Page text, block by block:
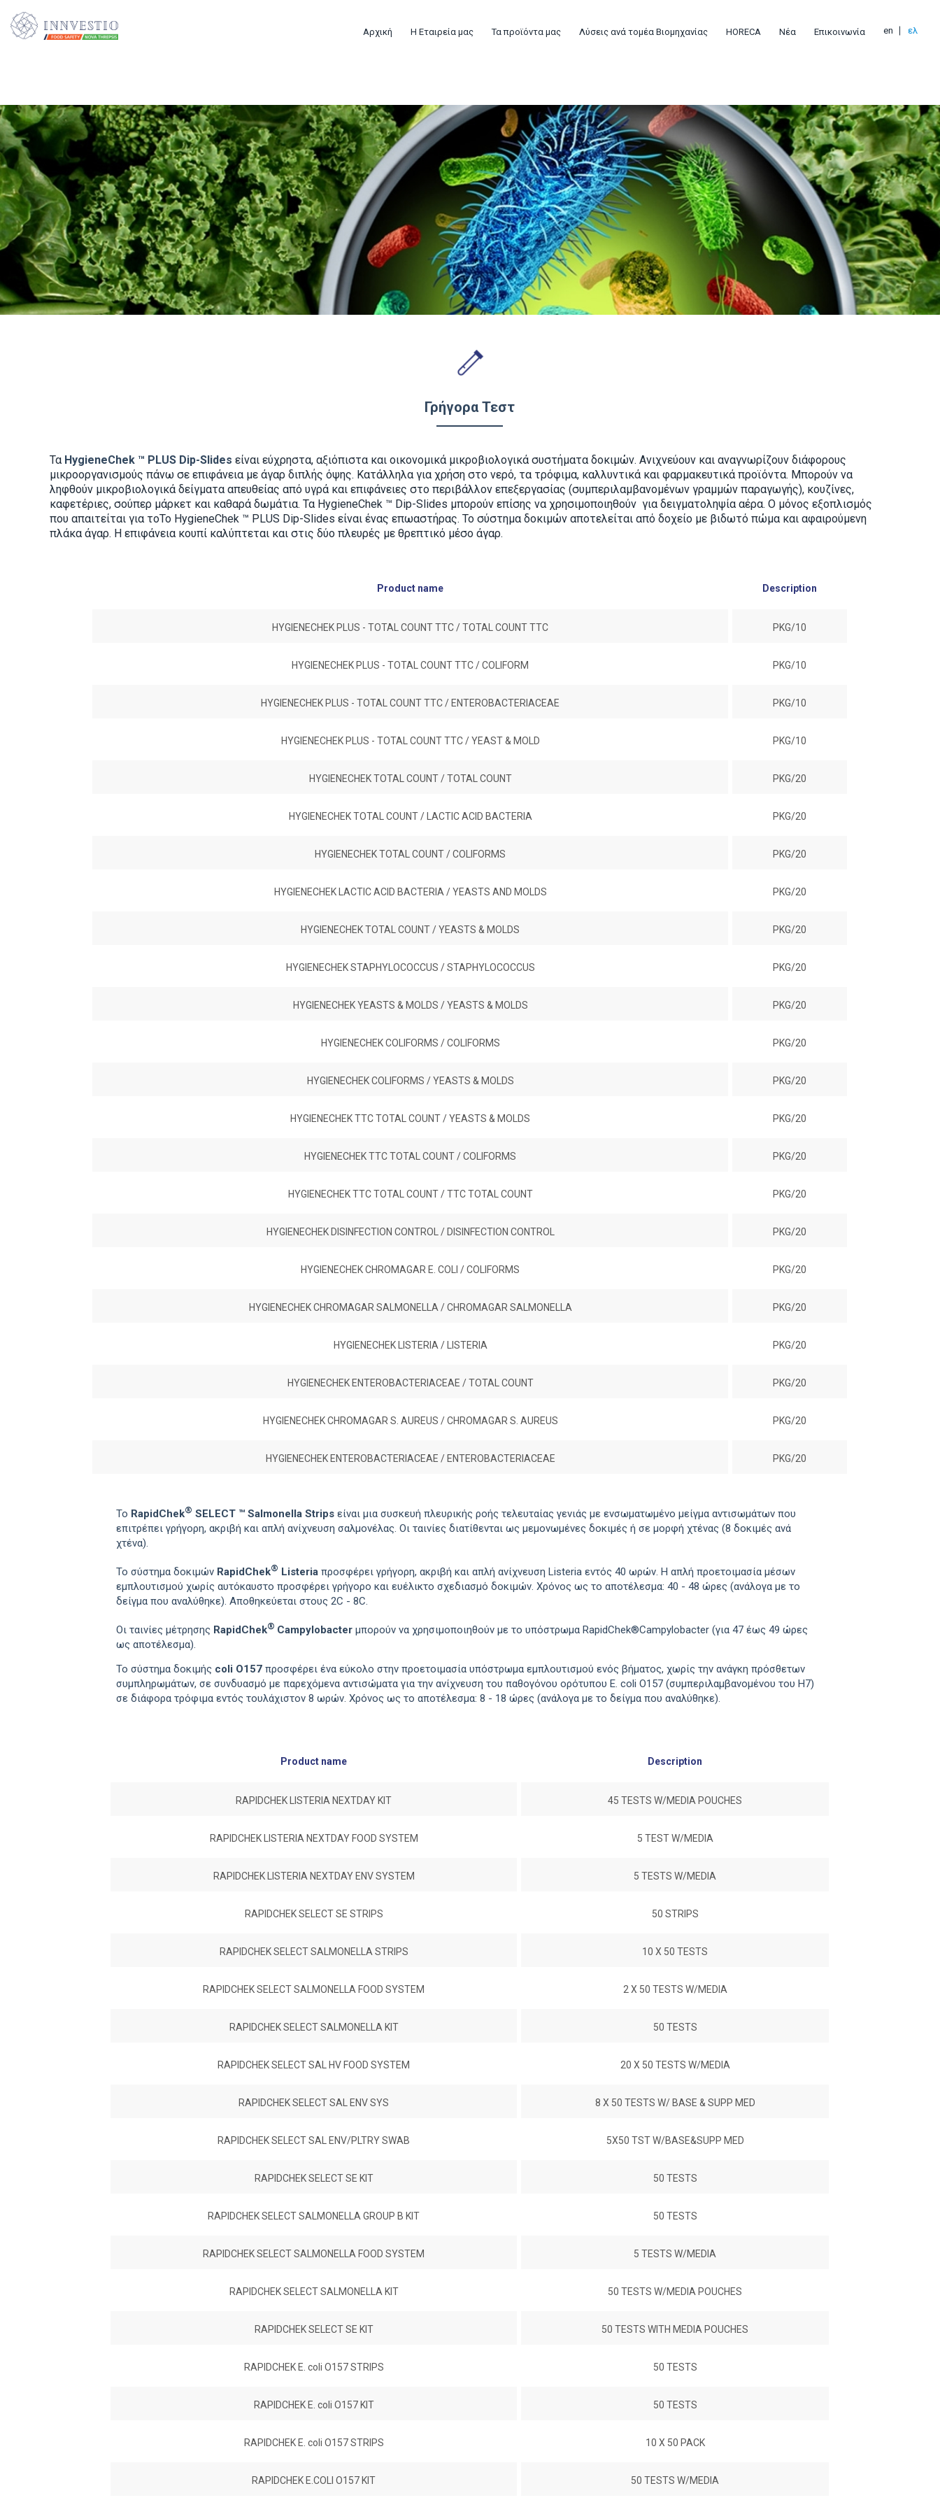
Αρχική Η Εταιρεία μας Τα προϊόντα μας Λύσεις ανά τομέα Βιομηχανίας HORECA Νέα Επικοινωνία en ελ
Γρήγορα Τεστ
Τα HygieneChek™ PLUS Dip-Slides είναι εύχρηστα, αξιόπιστα και οικονομικά μικροβιολογικά συστήματα δοκιμών. Ανιχνεύουν και αναγνωρίζουν διάφορους
μικροοργανισμούς πάνω σε επιφάνεια με άγαρ διπλής όψης. Κατάλληλα για χρήση στο νερό, τα τρόφιμα, καλλυντικά και φαρμακευτικά προϊόντα. Μπορούν να
ληφθούν μικροβιολογικά δείγματα απευθείας από υγρά και επιφάνειες στο περιβάλλον επεξεργασίας (συμπεριλαμβανομένων γραμμών παραγωγής), κουζίνες,
καφετέριες, σούπερ μάρκετ και καθαρά δωμάτια. Τα HygieneChek ™ Dip-Slides μπορούν επίσης να χρησιμοποιηθούν για δειγματοληψία αέρα. Ο μόνος εξοπλισμός
που απαιτείται για τοΤο HygieneChek™ PLUS Dip-Slides είναι ένας επωαστήρας. Το σύστημα δοκιμών αποτελείται από δοχείο με βιδωτό πώμα και αφαιρούμενη
πλάκα άγαρ. Η επιφάνεια κουπί καλύπτεται και στις δύο πλευρές με θρεπτικό μέσο άγαρ.
Product name Description
HYGIENECHEK PLUS - TOTAL COUNT TTC / TOTAL COUNT TTC PKG/10
HYGIENECHEK PLUS - TOTAL COUNT TTC / COLIFORM PKG/10
HYGIENECHEK PLUS - TOTAL COUNT TTC / ENTEROBACTERIACEAE PKG/10
HYGIENECHEK PLUS - TOTAL COUNT TTC / YEAST & MOLD PKG/10
HYGIENECHEK TOTAL COUNT / TOTAL COUNT PKG/20
HYGIENECHEK TOTAL COUNT / LACTIC ACID BACTERIA PKG/20
HYGIENECHEK TOTAL COUNT / COLIFORMS PKG/20
HYGIENECHEK LACTIC ACID BACTERIA / YEASTS AND MOLDS PKG/20
HYGIENECHEK TOTAL COUNT / YEASTS & MOLDS PKG/20
HYGIENECHEK STAPHYLOCOCCUS / STAPHYLOCOCCUS PKG/20
HYGIENECHEK YEASTS & MOLDS / YEASTS & MOLDS PKG/20
HYGIENECHEK COLIFORMS / COLIFORMS PKG/20
HYGIENECHEK COLIFORMS / YEASTS & MOLDS PKG/20
HYGIENECHEK TTC TOTAL COUNT / YEASTS & MOLDS PKG/20
HYGIENECHEK TTC TOTAL COUNT / COLIFORMS PKG/20
HYGIENECHEK TTC TOTAL COUNT / TTC TOTAL COUNT PKG/20
HYGIENECHEK DISINFECTION CONTROL / DISINFECTION CONTROL PKG/20
HYGIENECHEK CHROMAGAR E. COLI / COLIFORMS PKG/20
HYGIENECHEK CHROMAGAR SALMONELLA / CHROMAGAR SALMONELLA PKG/20
HYGIENECHEK LISTERIA / LISTERIA PKG/20
HYGIENECHEK ENTEROBACTERIACEAE / TOTAL COUNT PKG/20
HYGIENECHEK CHROMAGAR S. AUREUS / CHROMAGAR S. AUREUS PKG/20
HYGIENECHEK ENTEROBACTERIACEAE / ENTEROBACTERIACEAE PKG/20
Το RapidChek® SELECT ™ Salmonella Stripsείναι μια συσκευή πλευρικής ροής τελευταίας γενιάς με ενσωματωμένο μείγμα αντισωμάτων που
επιτρέπει γρήγορη, ακριβή και απλή ανίχνευση σαλμονέλας. Οι ταινίες διατίθενται ως μεμονωμένες δοκιμές ή σε μορφή χτένας (8 δοκιμές ανά
χτένα).
Το σύστημα δοκιμών RapidChek® Listeriaπροσφέρει γρήγορη, ακριβή και απλή ανίχνευση Listeria εντός 40 ωρών. Η απλή προετοιμασία μέσων
εμπλουτισμού χωρίς αυτόκαυστο προσφέρει γρήγορο και ευέλικτο σχεδιασμό δοκιμών. Χρόνος ως το αποτέλεσμα: 40 - 48 ώρες (ανάλογα με το
δείγμα που αναλύθηκε). Αποθηκεύεται στους 2C - 8C.
Οι ταινίες μέτρησης RapidChek® Campylobacterμπορούν να χρησιμοποιηθούν με το υπόστρωμα RapidChek®Campylobacter (για 47 έως 49 ώρες
ως αποτέλεσμα).
Το σύστημα δοκιμής coli O157προσφέρει ένα εύκολο στην προετοιμασία υπόστρωμα εμπλουτισμού ενός βήματος, χωρίς την ανάγκη πρόσθετων
συμπληρωμάτων, σε συνδυασμό με παρεχόμενα αντισώματα για την ανίχνευση του παθογόνου ορότυπου Ε. coli Ο157 (συμπεριλαμβανομένου του H7)
σε διάφορα τρόφιμα εντός τουλάχιστον 8 ωρών. Χρόνος ως το αποτέλεσμα: 8 - 18 ώρες (ανάλογα με το δείγμα που αναλύθηκε).
Product name Description
RAPIDCHEK LISTERIA NEXTDAY KIT 45 TESTS W/MEDIA POUCHES
RAPIDCHEK LISTERIA NEXTDAY FOOD SYSTEM 5 TEST W/MEDIA
RAPIDCHEK LISTERIA NEXTDAY ENV SYSTEM 5 TESTS W/MEDIA
RAPIDCHEK SELECT SE STRIPS 50 STRIPS
RAPIDCHEK SELECT SALMONELLA STRIPS 10 X 50 TESTS
RAPIDCHEK SELECT SALMONELLA FOOD SYSTEM 2 X 50 TESTS W/MEDIA
RAPIDCHEK SELECT SALMONELLA KIT 50 TESTS
RAPIDCHEK SELECT SAL HV FOOD SYSTEM 20 X 50 TESTS W/MEDIA
RAPIDCHEK SELECT SAL ENV SYS 8 X 50 TESTS W/ BASE & SUPP MED
RAPIDCHEK SELECT SAL ENV/PLTRY SWAB 5X50 TST W/BASE&SUPP MED
RAPIDCHEK SELECT SE KIT 50 TESTS
RAPIDCHEK SELECT SALMONELLA GROUP B KIT 50 TESTS
RAPIDCHEK SELECT SALMONELLA FOOD SYSTEM 5 TESTS W/MEDIA
RAPIDCHEK SELECT SALMONELLA KIT 50 TESTS W/MEDIA POUCHES
RAPIDCHEK SELECT SE KIT 50 TESTS WITH MEDIA POUCHES
RAPIDCHEK E. coli O157 STRIPS 50 TESTS
RAPIDCHEK E. coli O157 KIT 50 TESTS
RAPIDCHEK E. coli O157 STRIPS 10 X 50 PACK
RAPIDCHEK E.COLI O157 KIT 50 TESTS W/MEDIA